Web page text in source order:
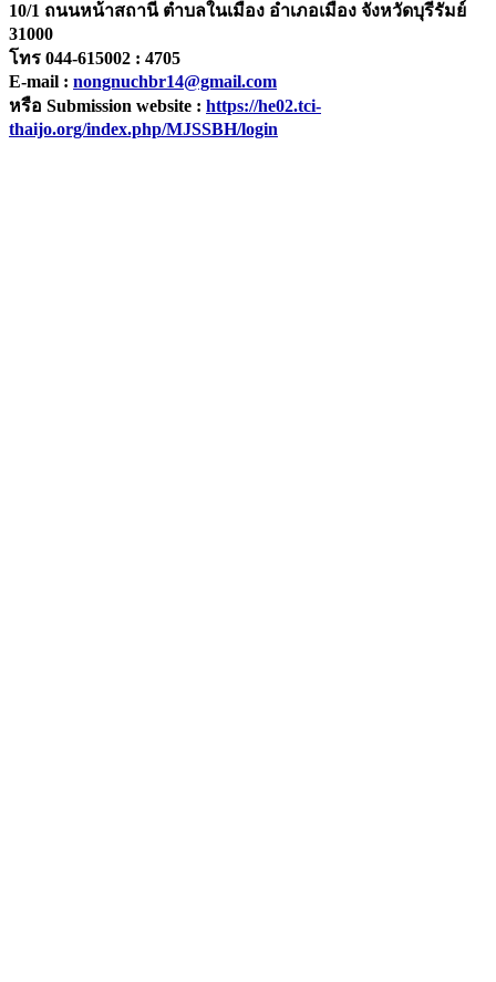
10/1 ถนนหน้าสถานี ตำบลในเมือง อำเภอเมือง จังหวัดบุรีรัมย์
31000
โทร 044-615002 : 4705
E-mail : nongnuchbr14@gmail.com
หรือ Submission website : https://he02.tci-
thaijo.org/index.php/MJSSBH/login